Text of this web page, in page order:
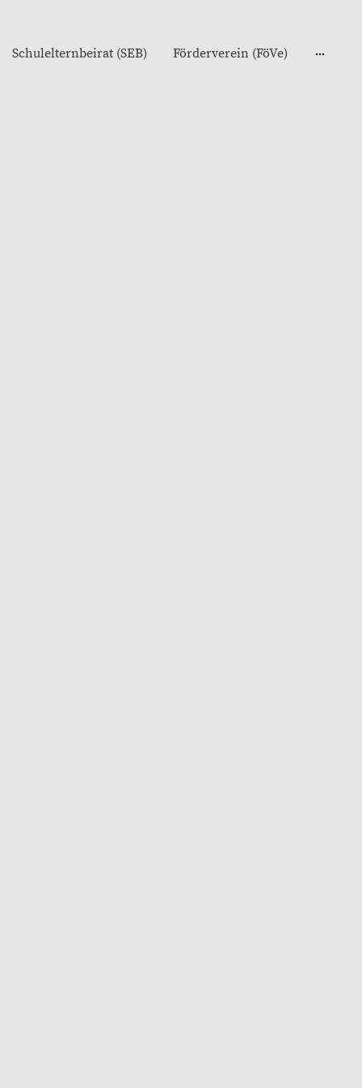
Schulelternbeirat (SEB) Förderverein (FöVe)